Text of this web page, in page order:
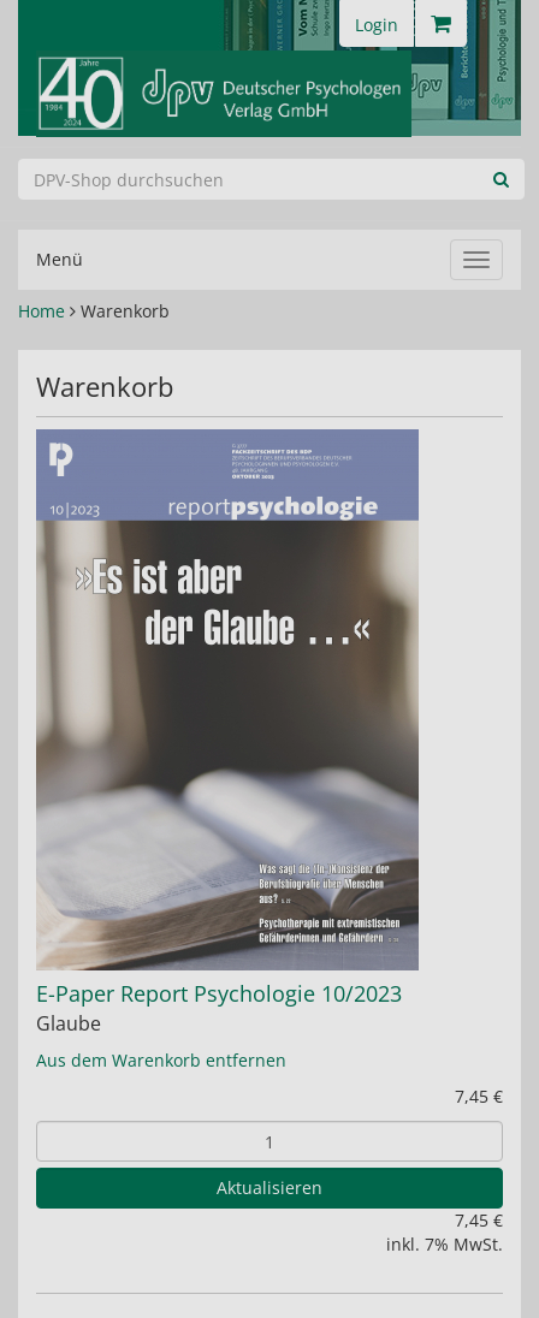
Login
Menü
ein-/
Home
Warenkorb
Warenkorb
E-Paper Report Psychologie 10/2023
Glaube
Aus dem Warenkorb entfernen
7,45 €
Aktualisieren
7,45 €
inkl. 7% MwSt.